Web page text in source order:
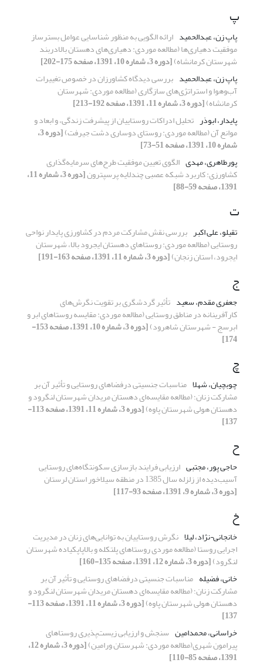
پ
پاپ زن، عبدالحمید ارائه الگویی به منظور شناسایی عوامل بسترساز
موفقیت دهیاری‌ها (مطالعه موردی: دهیاری‌های دهستان بالادربند
شهرستان کرمانشاه)[دوره 3، شماره 10، 1391، صفحه 175-202]
پاپ زن، عبدالحمید بررسی دیدگاه کشاورزان در خصوص تغییرات
آب‌وهوا و استراتژی‌های سازگاری (مطالعه موردی: شهرستان
کرمانشاه)[دوره 3، شماره 11، 1391، صفحه 192-213]
پایدار، ابوذر تحلیل ادراکات روستاییان از پیشرفت زندگی، و ابعاد و
موانع آن (مطالعه موردی: روستای دوساری دشت جیرفت) [دوره 3،
شماره 10، 1391، صفحه 51-73]
پورطاهری، مهدی الگوی تعیین موفقیت طرح‌های سرمایه‌گذاری
کشاورزی: کاربرد شبکه عصبی چندلایه پرسپترون [دوره 3، شماره 11،
1391، صفحه 59-88]
ت
تقیلو، علی اکبر بررسی نقش مشارکت مردم در کشاورزی پایدار نواحی
روستایی (مطالعه موردی: روستاهای دهستان ایجرود بالا، شهرستان
ایجرود، استان زنجان)[دوره 3، شماره 11، 1391، صفحه 163-191]
ج
جعفری مقدم، سعید تأثیر گردشگری بر تقویت نگرش‌های
کارآفرینانه در مناطق روستایی (مطالعه موردی: مقایسه روستاهای ابر و
ابرسج - شهرستان شاهرود) [دوره 3، شماره 10، 1391، صفحه 153-
174]
چ
چوبچیان، شهلا مناسبات جنسیتی درفضاهای روستایی و تأثیر آن بر
مشارکت زنان؛ (مطالعه مقایسه‌ای دهستان مریدان شهرستان لنگرود و
دهستان هولی شهرستان پاوه) [دوره 3، شماره 11، 1391، صفحه 113-
137]
ح
حاجی پور، مجتبی ارزیابی فرایند بازسازی سکونتگاه‌های روستایی
آسیب‌دیده از زلزله سال 1385 در منطقه سیلاخور استان لرستان
[دوره 3، شماره 9، 1391، صفحه 93-117]
خ
خانجانی¬نژاد، لیلا نگرش روستاییان به توانایی‌های زنان در مدیریت
اجرایی روستا (مطالعه موردی روستاهای پلتکله و بالاپاپکیاده شهرستان
لنگرود)[دوره 3، شماره 12، 1391، صفحه 135-160]
خانی، فضیله مناسبات جنسیتی درفضاهای روستایی و تأثیر آن بر
مشارکت زنان؛ (مطالعه مقایسه‌ای دهستان مریدان شهرستان لنگرود و
دهستان هولی شهرستان پاوه) [دوره 3، شماره 11، 1391، صفحه 113-
137]
خراسانی، محمدامین سنجش و ارزیابی زیست‌پذیری روستاهای
پیرامون شهری(مطالعه موردی: شهرستان ورامین) [دوره 3، شماره 12،
1391، صفحه 85-110]